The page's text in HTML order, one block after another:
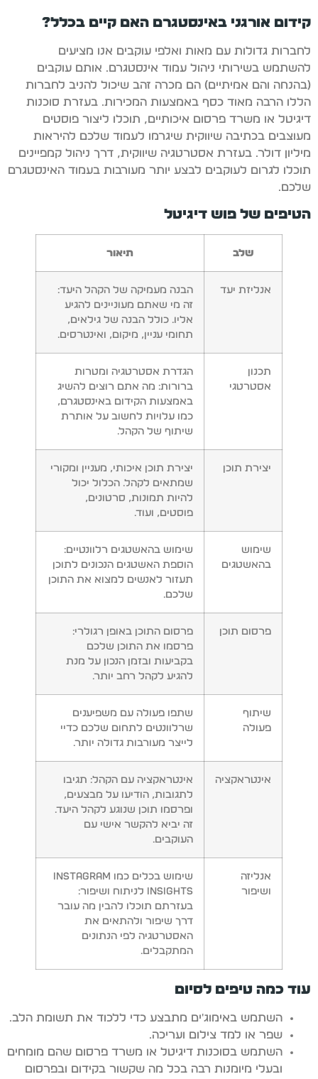
קידום אורגני באינסטגרם האם קיים בכלל?
לחברות גדולות עם מאות ואלפי עוקבים אנו מציעים
להשתמש בשירותי ניהול עמוד אינסטגרם. אותם עוקבים
(בהנחה והם אמיתיים) הם מכרה זהב שיכול להניב לחברות
הללו הרבה מאוד כסף באמצעות המכירות. בעזרת סוכנות
דיגיטל או משרד פרסום איכותיים, תוכלו ליצור פוסטים
מעוצבים בכתיבה שיווקית שיגרמו לעמוד שלכם להיראות
מיליון דולר. בעזרת אסטרטגיה שיווקית, דרך ניהול קמפיינים
תוכלו לגרום לעוקבים לבצע יותר מעורבות בעמוד האינסטגרם
שלכם.
הטיפים של פוש דיגיטל
שלב תיאור
אנליזת יעד
הבנה מעמיקה של הקהל היעד:
זה מי שאתם מעוניינים להגיע
אליו. כולל הבנה של גילאים,
תחומי עניין, מיקום, ואינטרסים.
תכנון
אסטרטגי
הגדרת אסטרטגיה ומטרות
ברורות: מה אתם רוצים להשיג
באמצעות הקידום באינסטגרם,
כמו עלויות לחשוב על אותרת
שיתוף של הקהל.
יצירת תוכן
יצירת תוכן איכותי, מעניין ומקורי
שמתאים לקהל. הכלול יכול
להיות תמונות, סרטונים,
פוסטים, ועוד.
שימוש
בהאשטגים
שימוש בהאשטגים רלוונטיים:
הוספת האשטגים הנכונים לתוכן
תעזור לאנשים למצוא את התוכן
שלכם.
פרסום תוכן
פרסום התוכן באופן רגולרי:
פרסמו את התוכן שלכם
בקביעות ובזמן הנכון על מנת
להגיע לקהל רחב יותר.
שיתוף
פעולה
שתפו פעולה עם משפיענים
שרלוונטים לתחום שלכם כדיי
לייצר מעורבות גדולה יותר.
אינטראקציה
אינטראקציה עם הקהל: תגיבו
לתגובות, הודיעו על מבצעים,
ופרסמו תוכן שנוגע לקהל היעד.
זה יביא להקשר אישי עם
העוקבים.
אנליזה
ושיפור
שימוש בכלים כמו Instagram
Insights לניתוח ושיפור:
בעזרתם תוכלו להבין מה עובר
דרך שיפור ולהתאים את
האסטרטגיה לפי הנתונים
המתקבלים.
עוד כמה טיפים לסיום
השתמש באימוג'ים מתבצע כדי ללכוד את תשומת הלב.
שפר או למד צילום ועריכה.
השתמש בסוכנות דיגיטל או משרד פרסום שהם מומחים
ובעלי מיומנות רבה בכל מה שקשור בקידום ובפרסום